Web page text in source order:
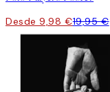
Desde 9,98 €19,95 €